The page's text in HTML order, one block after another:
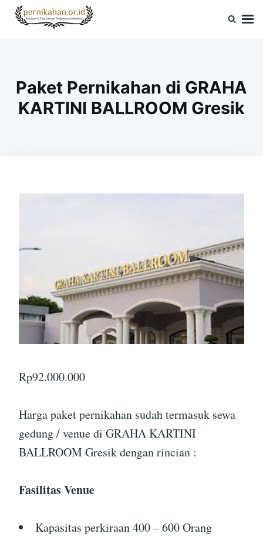
SkipSearch
for:
Paket Pernikahan di GRAHA
KARTINI BALLROOM Gresik
Rp92.000.000
Harga paket pernikahan sudah termasuk sewa
gedung / venue di GRAHA KARTINI
BALLROOM Gresik dengan rincian :
Fasilitas Venue
Kapasitas perkiraan 400 – 600 Orang